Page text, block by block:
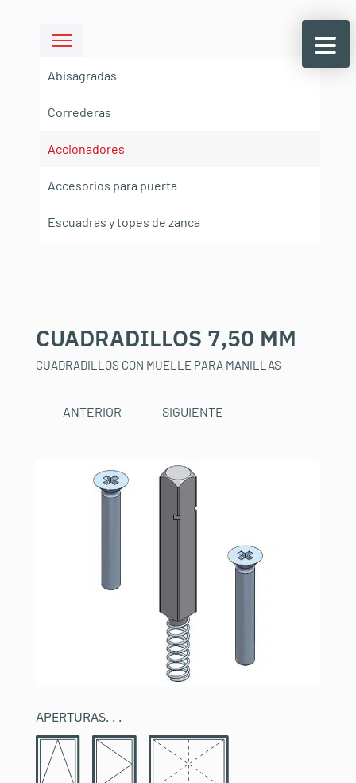
Abisagradas
Correderas
Accionadores
Accesorios para puerta
Escuadras y topes de zanca
CUADRADILLOS 7,50 MM
CUADRADILLOS CON MUELLE PARA MANILLAS
SIGUIENTE
ANTERIOR
APERTURAS. . .